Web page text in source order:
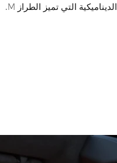
الديناميكية التي تميز الطراز M.